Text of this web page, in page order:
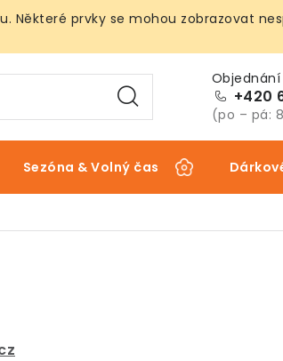
Některé prvky se mohou zobrazovat
+420
(po – pá:
Sezóna & Volný čas